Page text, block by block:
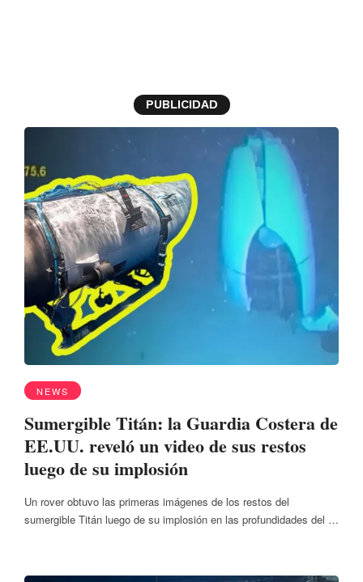
PUBLICIDAD
NEWS
Sumergible Titán: la Guardia Costera de
EE.UU. reveló un video de sus restos
luego de su implosión
Un rover obtuvo las primeras imágenes de los restos del
sumergible Titán luego de su implosión en las profundidades del …